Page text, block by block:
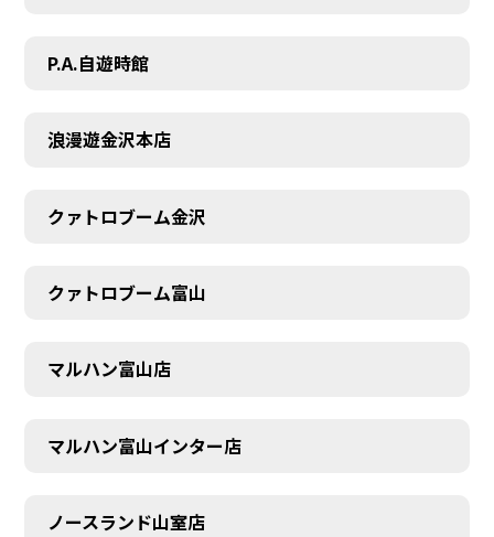
P.A.自遊時館
浪漫遊金沢本店
クァトロブーム金沢
クァトロブーム富山
マルハン富山店
マルハン富山インター店
ノースランド山室店